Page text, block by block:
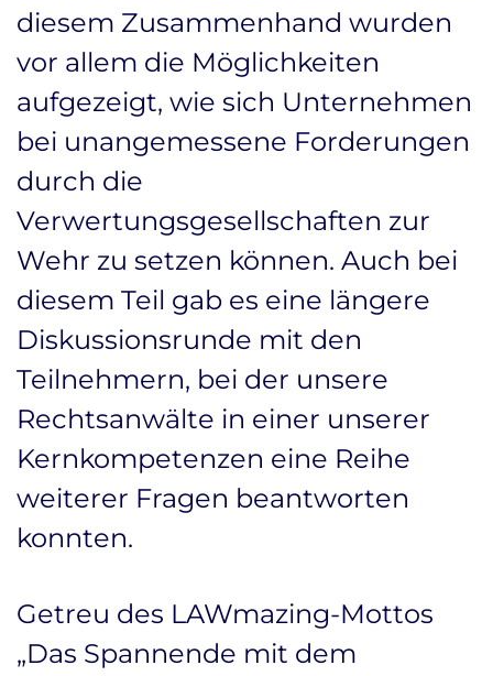
diesem Zusammenhand wurden
vor allem die Möglichkeiten
aufgezeigt, wie sich Unternehmen
bei unangemessene Forderungen
durch die
Verwertungsgesellschaften zur
Wehr zu setzen können. Auch bei
diesem Teil gab es eine längere
Diskussionsrunde mit den
Teilnehmern, bei der unsere
Rechtsanwälte in einer unserer
Kernkompetenzen eine Reihe
weiterer Fragen beantworten
konnten.
Getreu des LAWmazing-Mottos
„Das Spannende mit dem